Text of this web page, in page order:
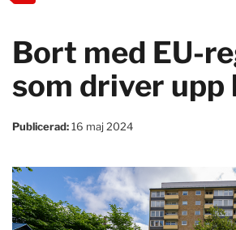
Bort med EU-
som driver upp
Publicerad:16 maj 2024